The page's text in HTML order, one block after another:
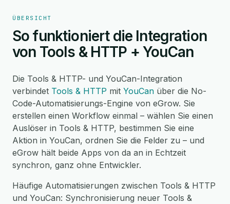
ÜBERSICHT
So funktioniert die Integration
von Tools & HTTP + YouCan
Die Tools & HTTP- und YouCan-Integration
verbindet Tools & HTTP mit YouCan über die No-
Code-Automatisierungs-Engine von eGrow. Sie
erstellen einen Workflow einmal – wählen Sie einen
Auslöser in Tools & HTTP, bestimmen Sie eine
Aktion in YouCan, ordnen Sie die Felder zu – und
eGrow hält beide Apps von da an in Echtzeit
synchron, ganz ohne Entwickler.
Häufige Automatisierungen zwischen Tools & HTTP
und YouCan: Synchronisierung neuer Tools &